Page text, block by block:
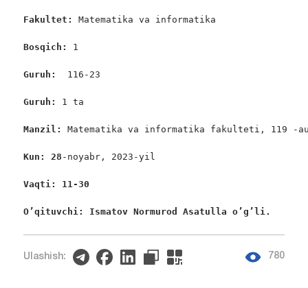
Fakultet: Matematika va informatika
Bosqich: 1
Guruh: 116-23
Guruh: 1 ta
Manzil: Matematika va informatika fakulteti, 119 -
Kun: 28 -noyabr, 2023-yil
Vaqti: 11-30
O’qituvchi: Ismatov Normurod Asatulla o’g’li.
Ulashish: 780